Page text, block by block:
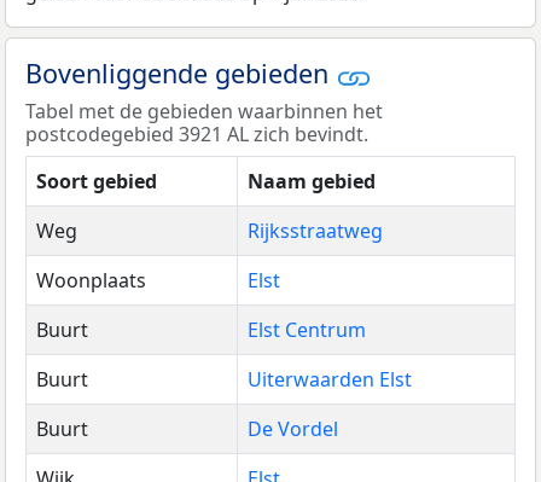
Bovenliggende gebieden
Tabel met de gebieden waarbinnen het
postcodegebied 3921 AL zich bevindt.
Soort gebied
Naam gebied
Weg
Rijksstraatweg
Woonplaats
Elst
Buurt
Elst Centrum
Buurt
Uiterwaarden Elst
Buurt
De Vordel